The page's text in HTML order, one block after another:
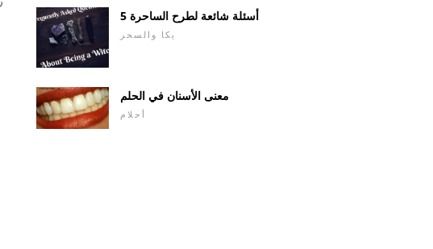
5 أسئلة شائعة لطرح الساحرة
يكا والسحر
معنى الأسنان في الحلم
أحلام